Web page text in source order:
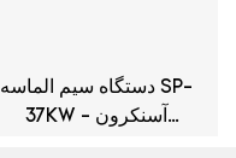
دستگاه سیم الماسه SP-
37KW - آسنکرون